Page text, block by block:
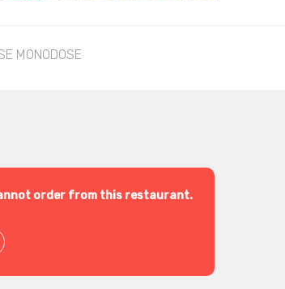
MONODOSE
order from this restaurant.